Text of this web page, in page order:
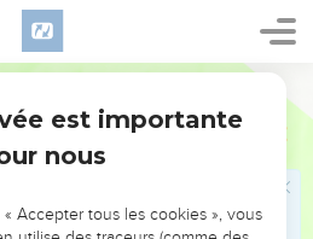
comme on le pensait, le fils de
: Héli,
Esli, Naggaï,
Yoseh, Yoda,
est importante
nous
Accepter tous les cookies », vous